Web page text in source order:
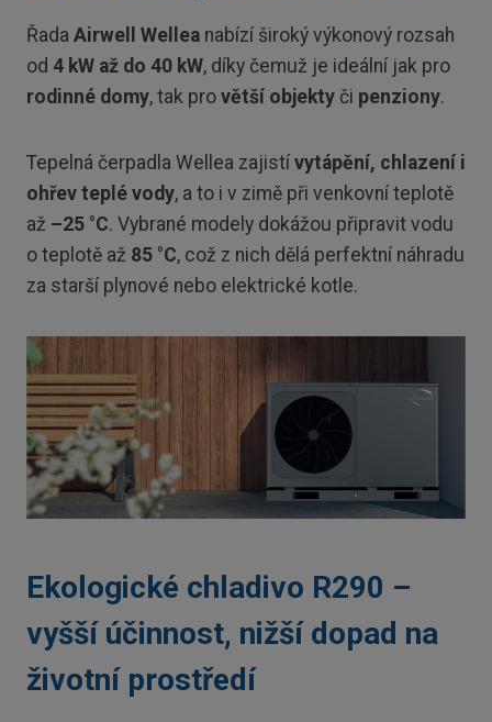
Řada Airwell Wellea nabízí široký výkonový rozsah
od 4 kW až do 40 kW, díky čemuž je ideální jak pro
rodinné domy, tak pro větší objekty či penziony.
Tepelná čerpadla Wellea zajistí vytápění, chlazení i
ohřev teplé vody, a to i v zimě při venkovní teplotě
až –25 °C. Vybrané modely dokážou připravit vodu
o teplotě až 85 °C, což z nich dělá perfektní náhradu
za starší plynové nebo elektrické kotle.
Ekologické chladivo R290 –
vyšší účinnost, nižší dopad na
životní prostředí